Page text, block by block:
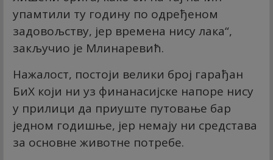
упамтили ту годину по одређеном
задовољству, јер времена нису лака“,
закључио је Млинаревић.
Нажалост, постоји велики број гарађан
БиХ који ни уз финанасијске напоре нису
у прилици да приуште путовање бар
једном годишње, јер немају ни средстава
за основне животне потребе.